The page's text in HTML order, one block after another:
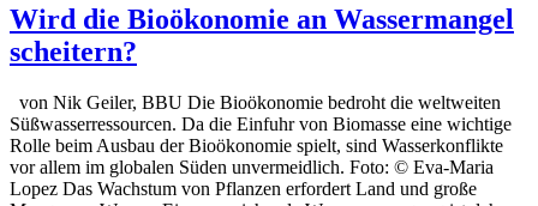
Wird die Bioökonomie an Wassermangel
scheitern?
von Nik Geiler, BBU Die Bioökonomie bedroht die weltweiten
Süßwasserressourcen. Da die Einfuhr von Biomasse eine wichtige
Rolle beim Ausbau der Bioökonomie spielt, sind Wasserkonflikte
vor allem im globalen Süden unvermeidlich. Foto: © Eva-Maria
Lopez Das Wachstum von Pflanzen erfordert Land und große